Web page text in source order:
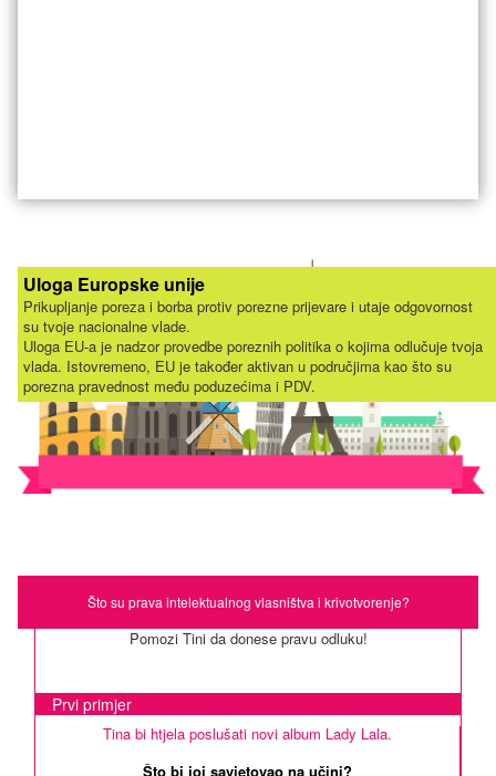
Uloga Europske unije
Prikupljanje poreza i borba protiv porezne prijevare i utaje odgovornost
su tvoje nacionalne vlade.
Uloga EU-a je nadzor provedbe poreznih politika o kojima odlučuje tvoja
vlada. Istovremeno, EU je također aktivan u područjima kao što su
porezna pravednost među poduzećima i PDV.
Što su prava intelektualnog vlasništva i krivotvorenje?
Pomozi Tini da donese pravu odluku!
Prvi primjer
Tina bi htjela poslušati novi album Lady Lala.
Što bi joj savjetovao na učini?